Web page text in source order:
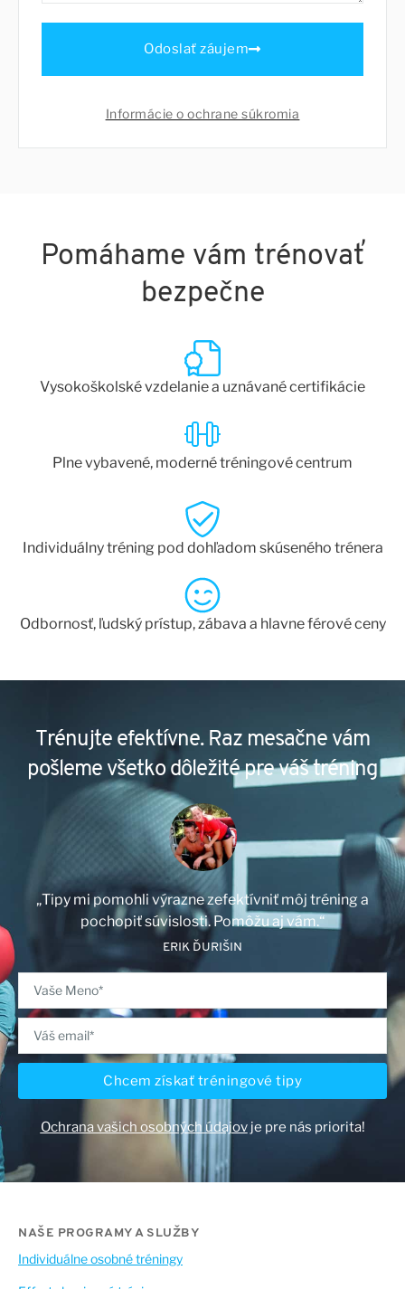
Odoslať záujem
Informácie o ochrane súkromia
Pomáhame vám trénovať
bezpečne
Vysokoškolské vzdelanie a uznávané certifikácie
Plne vybavené, moderné tréningové centrum
Individuálny tréning pod dohľadom skúseného trénera
Odbornosť, ľudský prístup, zábava a hlavne férové ceny
Trénujte efektívne. Raz mesačne vám
pošleme všetko dôležité pre váš tréning
„Tipy mi pomohli výrazne zefektívniť môj tréning a
pochopiť súvislosti. Pomôžu aj vám.“
ERIK ĎURIŠIN
Chcem získať tréningové tipy
Ochrana vašich osobných údajovje pre nás priorita!
NAŠE PROGRAMY A SLUŽBY
Individuálne osobné tréningy